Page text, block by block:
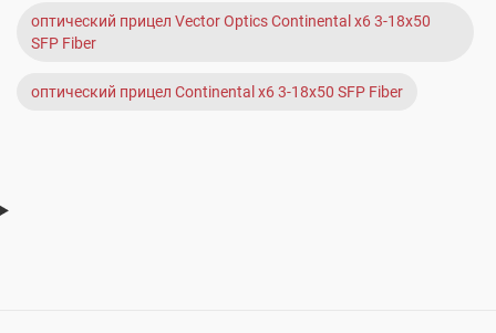
оптический прицел Vector Optics Continental x6 3-18x50
SFP Fiber
оптический прицел Continental x6 3-18x50 SFP Fiber